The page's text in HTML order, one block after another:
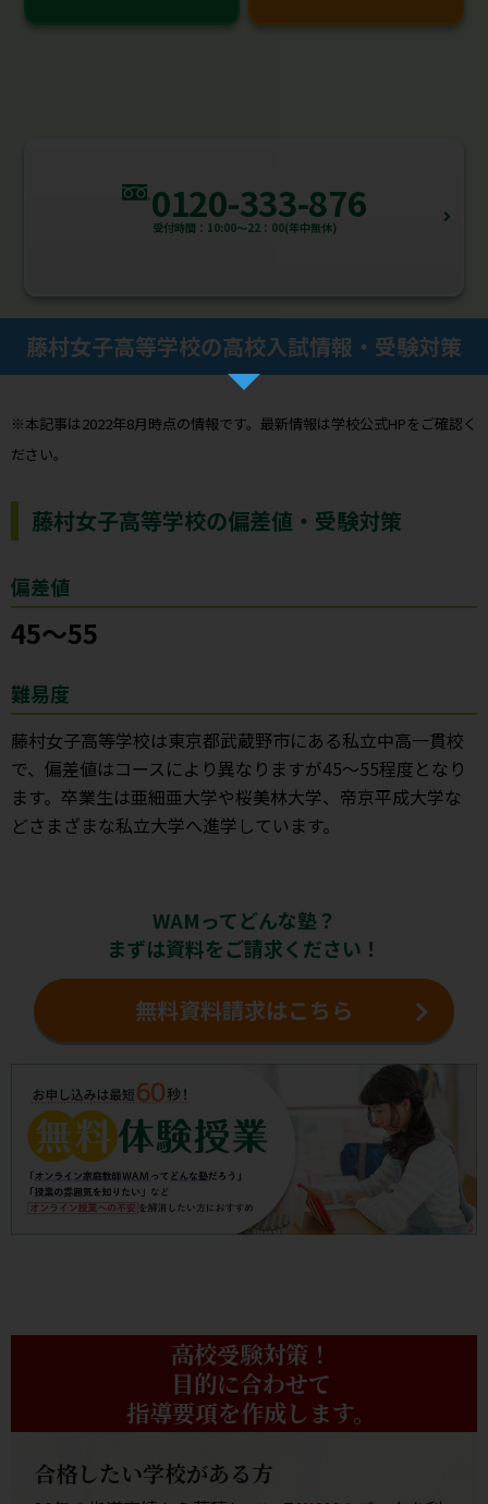
0120-333-876
受付時間：10:00～22：00(年中無休)
藤村女子高等学校の高校入試情報・受験対策
※本記事は2022年8月時点の情報です。最新情報は学校公式HPをご確認く
ださい。
藤村女子高等学校の偏差値・受験対策
偏差値
45～55
難易度
藤村女子高等学校は東京都武蔵野市にある私立中高一貫校
で、偏差値はコースにより異なりますが45～55程度となり
ます。卒業生は亜細亜大学や桜美林大学、帝京平成大学な
どさまざまな私立大学へ進学しています。
WAMってどんな塾？
まずは資料をご請求ください！
無料資料請求はこちら
高校受験対策！
目的に合わせて
指導要項を作成します。
合格したい学校がある方